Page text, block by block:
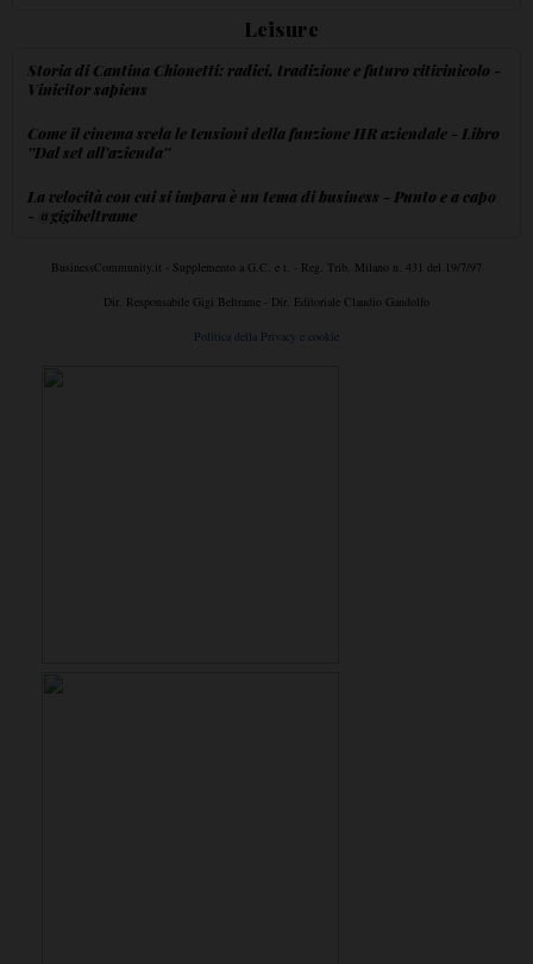
Leisure
Storia di Cantina Chionetti: radici, tradizione e futuro vitivinicolo -
Vinicitor sapiens
Come il cinema svela le tensioni della funzione HR aziendale - Libro
''Dal set all'azienda''
La velocità con cui si impara è un tema di business - Punto e a capo
- @gigibeltrame
BusinessCommunity.it - Supplemento a G.C. e t. - Reg. Trib. Milano n. 431 del 19/7/97
Dir. Responsabile Gigi Beltrame - Dir. Editoriale Claudio Gandolfo
Politica della Privacy e cookie